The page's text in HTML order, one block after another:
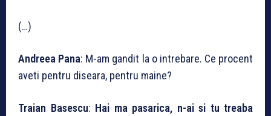
(…)
Andreea Pana: M-am gandit la o intrebare. Ce procent
aveti pentru diseara, pentru maine?
Traian Basescu: Hai ma pasarica, n-ai si tu treaba